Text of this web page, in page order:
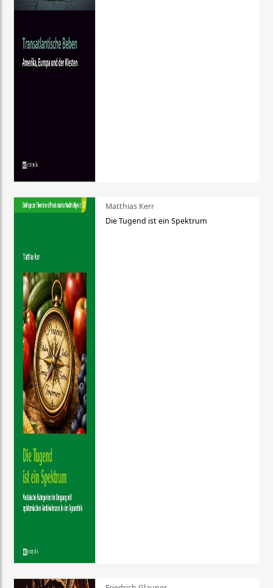
Matthias Kerr
Die Tugend ist ein Spektrum